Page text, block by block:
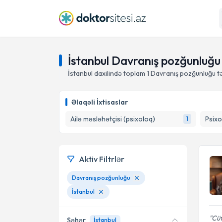
İstanbul Davranış
İstanbul daxilində toplam 1 Davranış pozğunluğu
Əlaqəli İxtisaslar
Ailə məsləhətçisi (psixoloq)
1
Aktiv Filtrlər
Davranış pozğunluğu
İstanbul
Şəhər İstanbul